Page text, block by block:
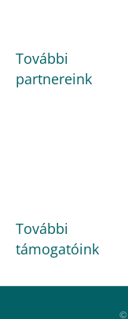
További
partnereink
További
támogatóink
©